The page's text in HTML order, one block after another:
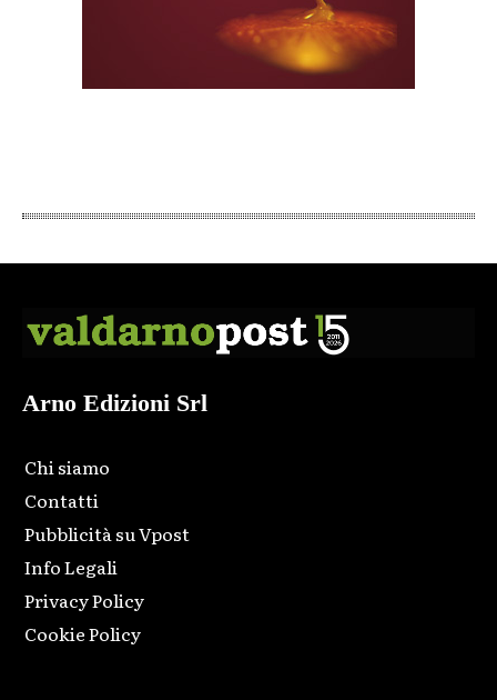
Arno Edizioni Srl
Chi siamo
Contatti
Pubblicità su Vpost
Info Legali
Privacy Policy
Cookie Policy